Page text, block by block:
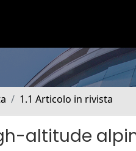
1.1 Articolo in rivista
altitude